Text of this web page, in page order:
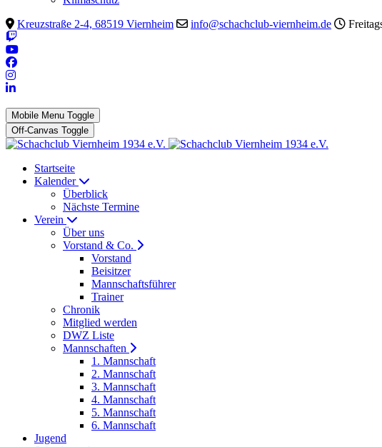
Kreuzstraße 2-4, 68519 Viernheim
info@schachclub-viernheim.de
Mobile Menu Toggle
Off-Canvas Toggle
Startseite
Kalender
Überblick
Nächste Termine
Verein
Über uns
Vorstand & Co.
Vorstand
Beisitzer
Mannschaftsführer
Trainer
Chronik
Mitglied werden
DWZ Liste
Mannschaften
1. Mannschaft
2. Mannschaft
3. Mannschaft
4. Mannschaft
5. Mannschaft
6. Mannschaft
Jugend